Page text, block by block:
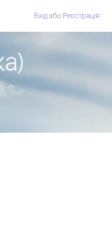
Вхід або Pеєстрація